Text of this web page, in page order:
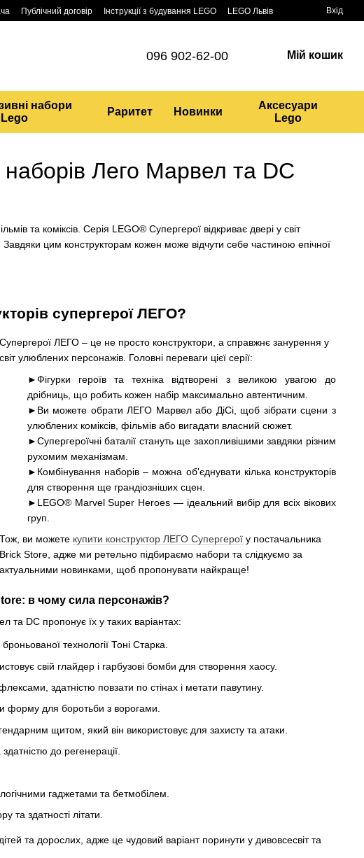
Публічний договір Інструкції з будування LEGO LEGO Львів Вхід
096 902-62-00 Мій кошик
набори
Lego
Раритет Новинки
Аксесуари
Lego
Лего Марвел та DC
та коміксів. Серія LEGO® Супергерої відкриває двері у світ
Завдяки цим конструкторам кожен може відчути себе частиною епічної
супергерої ЛЕГО?
Супергерої ЛЕГО – це не просто конструктори, а справжнє занурення у
світ улюблених персонажів. Головні переваги цієї серії:
►Фігурки героїв та техніка відтворені з великою увагою до
дрібниць, що робить кожен набір максимально автентичним.
►Ви можете обрати ЛЕГО Марвел або ДіСі, щоб зібрати сцени з
улюблених коміксів, фільмів або вигадати власний сюжет.
►Супергероїчні баталії стануть ще захопливішими завдяки різним
рухомим механізмам.
►Комбінування наборів – можна об'єднувати кілька конструкторів
для створення ще грандіозніших сцен.
►LEGO® Marvel Super Heroes — ідеальний вибір для всіх вікових
груп.
Тож, ви можете купити конструктор ЛЕГО Супергероїу постачальника
Brick Store, адже ми ретельно підбираємо набори та слідкуємо за
актуальними новинками, щоб пропонувати найкраще!
в чому сила персонажів?
DC пропонує їх у таких варіантах:
технології Тоні Старка.
свій глайдер і гарбузові бомби для створення хаосу.
здатністю повзати по стінах і метати павутину.
форму для боротьби з ворогами.
щитом, який він використовує для захисту та атаки.
до регенерації.
гаджетами та бетмобілем.
та здатності літати.
та дорослих, адже це чудовий варіант поринути у дивовсесвіт та